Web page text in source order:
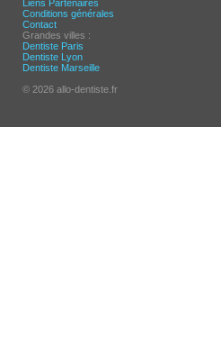
Liens Partenaires
Conditions générales
Contact
Grandes villes :
Dentiste Paris
Dentiste Lyon
Dentiste Marseille
© 2026 allo-dentiste.fr